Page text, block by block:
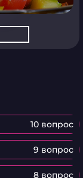
10 вопрос
9 вопрос
8 вопрос